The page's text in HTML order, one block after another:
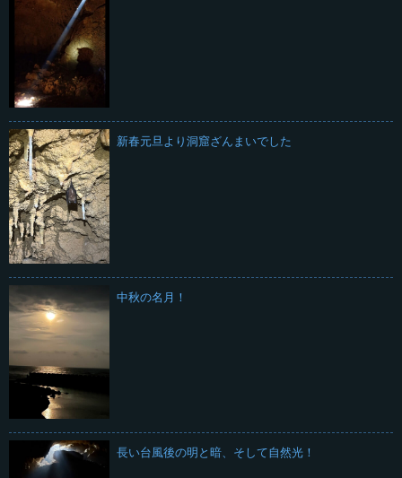
新春元旦より洞窟ざんまいでした
中秋の名月！
長い台風後の明と暗、そして自然光！